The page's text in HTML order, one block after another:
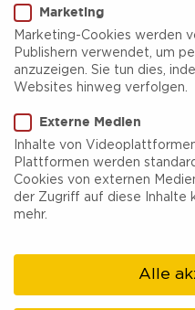
Signal Iduna
Eine Arena voller
und elektrisierender
im größten
Spielminute zur
begeisterte Fans
Landesgrenzen
leidenschaftliche
Marketing
Marketing-Cookies werden
Publishern verwendet, um
anzuzeigen. Sie tun dies,
Websites hinweg verfolgen.
Externe Medien
Inhalte von
Plattformen werden
Cookies von externen
der Zugriff auf diese Inhalte
mehr.
Alle